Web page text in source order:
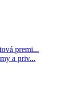
premi...
a priv...